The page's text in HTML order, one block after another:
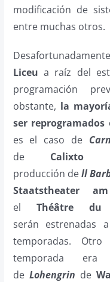
modificación de
entre muchas otros.
Liceu a raíz del
programación
obstante, la
ser
es el caso de
de Calixto
producción dell
Staatstheater
el Théâtre du
serán estrenadas
temporadas.
temporada era
de Lohengrin de